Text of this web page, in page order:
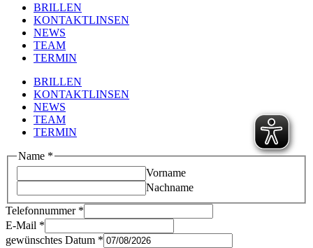
BRILLEN
KONTAKTLINSEN
NEWS
TEAM
TERMIN
BRILLEN
KONTAKTLINSEN
NEWS
TEAM
TERMIN
Name *
Vorname
Nachname
Telefonnummer *
E-Mail *
gewünschtes Datum *